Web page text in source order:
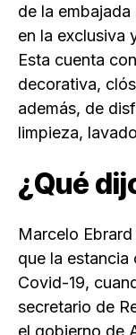
de la
en la exclusiva
Esta cuenta
decorativa,
además, de
limpieza,
¿Qué
Marcelo
que la estancia
Covid-19,
secretario de
el gobierno de